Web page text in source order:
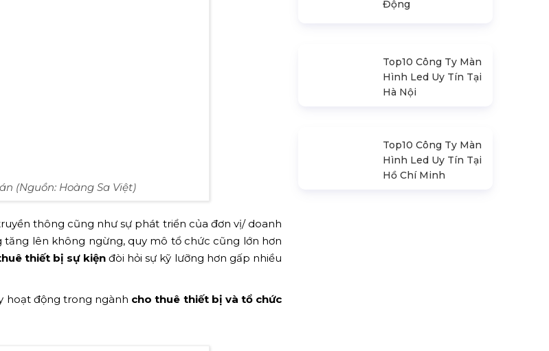
(Nguồn: Hoàng Sa Việt)
tăng lên không ngừng, quy mô tổ chức cũng lớn hơn
(2020)
Sàn Sân Khấu Di
Động
Top10 Công Ty Màn